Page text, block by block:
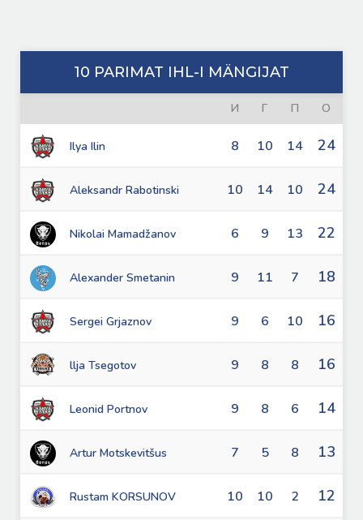
10 PARIMAT IHL-I MÄNGIJAT
И Г П О
Ilya Ilin 8 10 14 24
Aleksandr Rabotinski 10 14 10 24
Nikolai Mamadžanov 6 9 13 22
Alexander Smetanin 9 11 7 18
Sergei Grjaznov 9 6 10 16
llja Tsegotov 9 8 8 16
Leonid Portnov 9 8 6 14
Artur Motskevitšus 7 5 8 13
Rustam KORSUNOV 10 10 2 12